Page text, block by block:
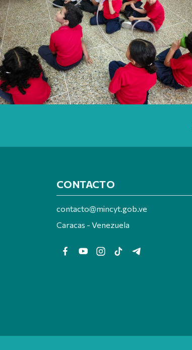
CONTACTO
contacto@mincyt.gob.ve
Caracas - Venezuela